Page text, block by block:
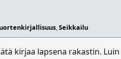
,Seikkailu
kirjaa lapsena rakastin.